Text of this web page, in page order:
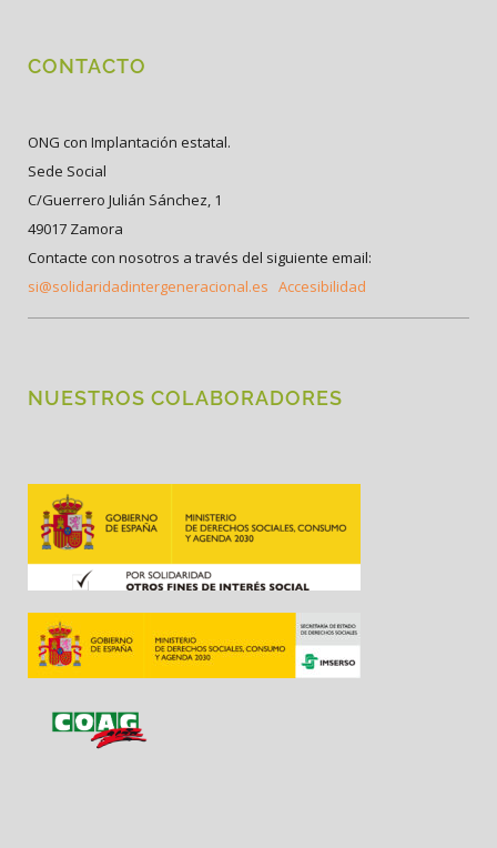
CONTACTO
ONG con Implantación estatal.
Sede Social
C/Guerrero Julián Sánchez, 1
49017 Zamora
Contacte con nosotros a través del siguiente email:
si@solidaridadintergeneracional.es Accesibilidad
NUESTROS COLABORADORES